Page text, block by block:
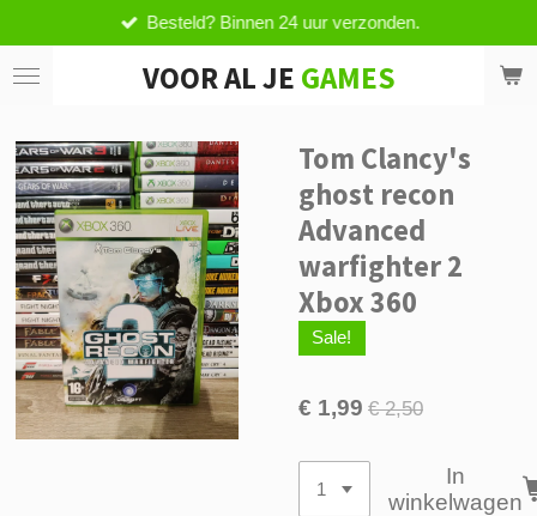
direct
naar
VOOR AL JE GAMES
Besteld? Binnen 24 uur verzonden.
Tom Clancy's
ghost recon
Advanced
warfighter 2
Xbox 360
Sale!
€ 1,99 € 2,50
In
winkelwagen